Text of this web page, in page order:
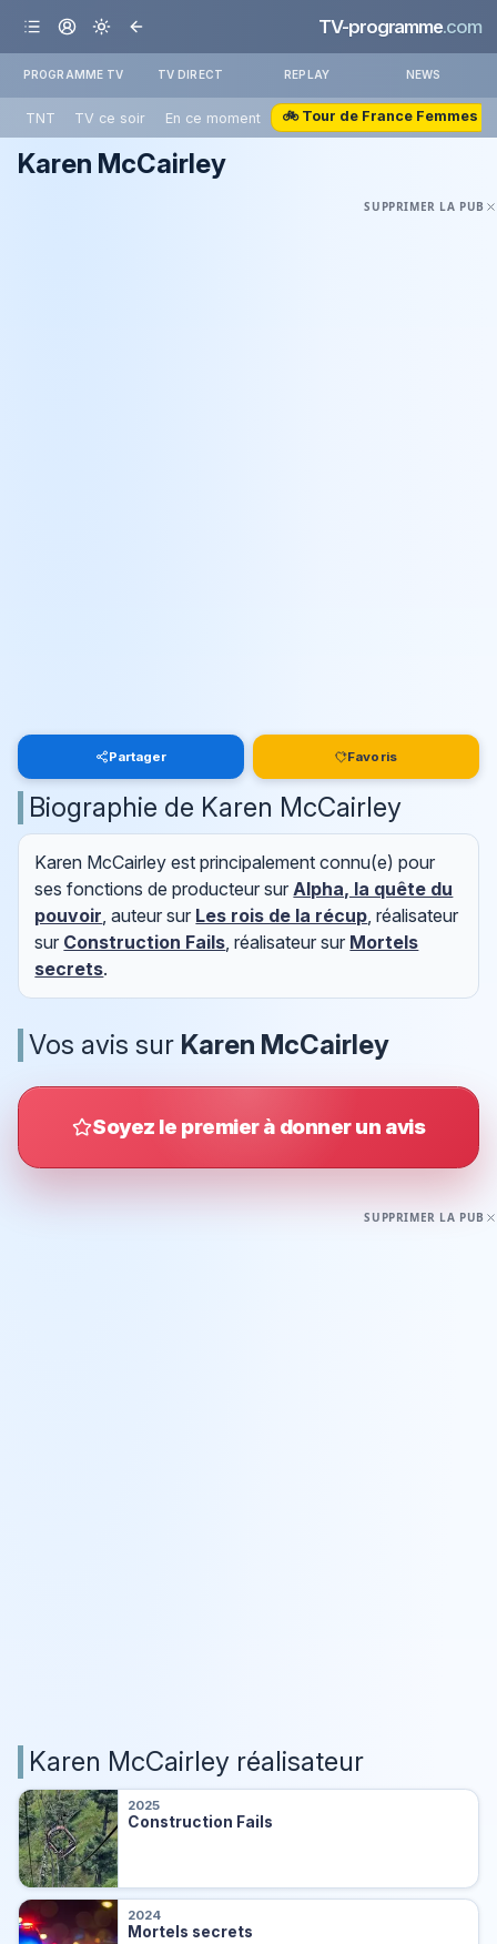
TV-programme.com
PROGRAMME TV TV DIRECT REPLAY NEWS
TNT TV ce soir En ce moment 🚲 Tour de France Femmes
Karen McCairley
SUPPRIMER LA PUB
Partager Favoris
Biographie de Karen McCairley
Karen McCairley est principalement connu(e) pour
ses fonctions de producteur surAlpha, la quête du
pouvoir, auteur sur Les rois de la récup, réalisateur
sur Construction Fails, réalisateur sur Mortels
secrets.
Vos avis sur Karen McCairley
Soyez le premier à donner un avis
SUPPRIMER LA PUB
Karen McCairley réalisateur
2025
Construction Fails
2024
Mortels secrets